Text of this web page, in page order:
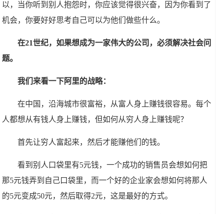
以，当你听到别人抱怨时，你应该觉得很兴奋，因为你看到了
机会，你要好好思考自己可以为他们做些什么。
在21世纪，如果想成为一家伟大的公司，必须解决社会问
题。
我们来看一下阿里的战略：
在中国，沿海城市很富裕，从富人身上赚钱很容易。每个
人都想从有钱人身上赚钱，但如何从穷人身上赚钱呢？
首先让穷人富起来，然后才能赚他们的钱。
看到别人口袋里有5元钱，一个成功的销售员会想如何把
那5元钱弄到自己口袋里，而一个好的企业家会想如何将那人
的5元变成50元，然后取得2元，这是最好的方式。